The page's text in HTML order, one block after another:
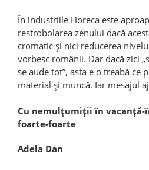
În industriile Horeca este
restrobolarea zenului dacă
cromatic și nici reducerea
vorbesc românii. Dar dacă zici
se aude tot”, asta e o treabă ce
material și muncă. Iar mesajul
Cu nemulţumiţii în vacanţă-
foarte-foarte
Adela Dan